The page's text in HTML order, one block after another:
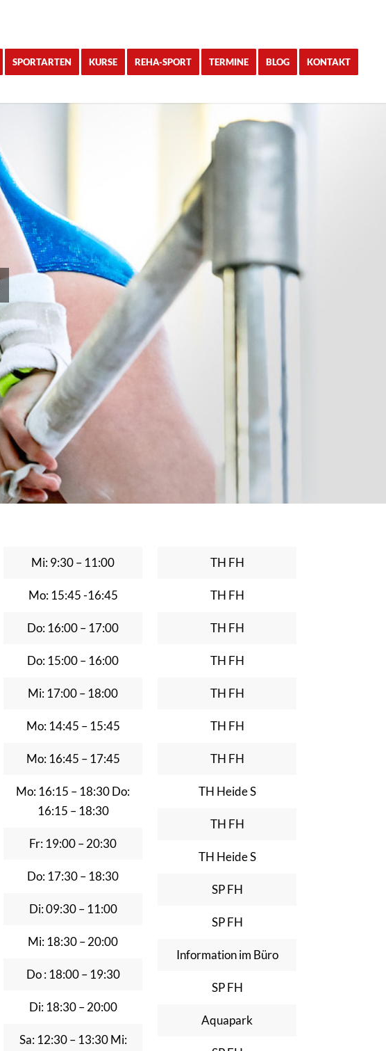
SPORTARTEN KURSE REHA-SPORT TERMINE BLOG KONTAKT
Mi: 9:30 – 11:00
Mo: 15:45 -16:45
Do: 16:00 – 17:00
Do: 15:00 – 16:00
Mi: 17:00 – 18:00
Mo: 14:45 – 15:45
Mo: 16:45 – 17:45
Mo: 16:15 – 18:30 Do:
16:15 – 18:30
Fr: 19:00 – 20:30
Do: 17:30 – 18:30
Di: 09:30 – 11:00
Mi: 18:30 – 20:00
Do : 18:00 – 19:30
Di: 18:30 – 20:00
Sa: 12:30 – 13:30 Mi:
TH FH
TH FH
TH FH
TH FH
TH FH
TH FH
TH FH
TH Heide S
TH FH
TH Heide S
SP FH
SP FH
Information im Büro
SP FH
Aquapark